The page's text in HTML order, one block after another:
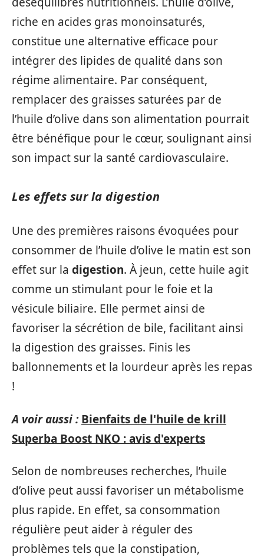
riche en acides gras monoinsaturés,
constitue une alternative efficace pour
intégrer des lipides de qualité dans son
régime alimentaire. Par conséquent,
remplacer des graisses saturées par de
l’huile d’olive dans son alimentation pourrait
être bénéfique pour le cœur, soulignant ainsi
son impact sur la santé cardiovasculaire.
Les effets sur la digestion
Une des premières raisons évoquées pour
consommer de l’huile d’olive le matin est son
effet sur la digestion. À jeun, cette huile agit
comme un stimulant pour le foie et la
vésicule biliaire. Elle permet ainsi de
favoriser la sécrétion de bile, facilitant ainsi
la digestion des graisses. Finis les
ballonnements et la lourdeur après les repas
!
A voir aussi : Bienfaits de l'huile de krill
Superba Boost NKO : avis d'experts
Selon de nombreuses recherches, l’huile
d’olive peut aussi favoriser un métabolisme
plus rapide. En effet, sa consommation
régulière peut aider à réguler des
problèmes tels que la constipation,